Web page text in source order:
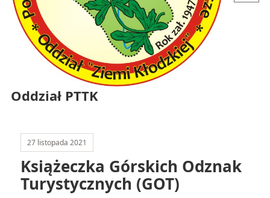
Oddział PTTK
27 listopada 2021
Książeczka Górskich Odznak
Turystycznych (GOT)